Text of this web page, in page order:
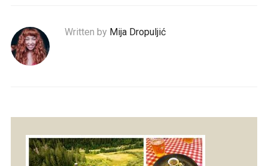
Written by Mija Dropuljić